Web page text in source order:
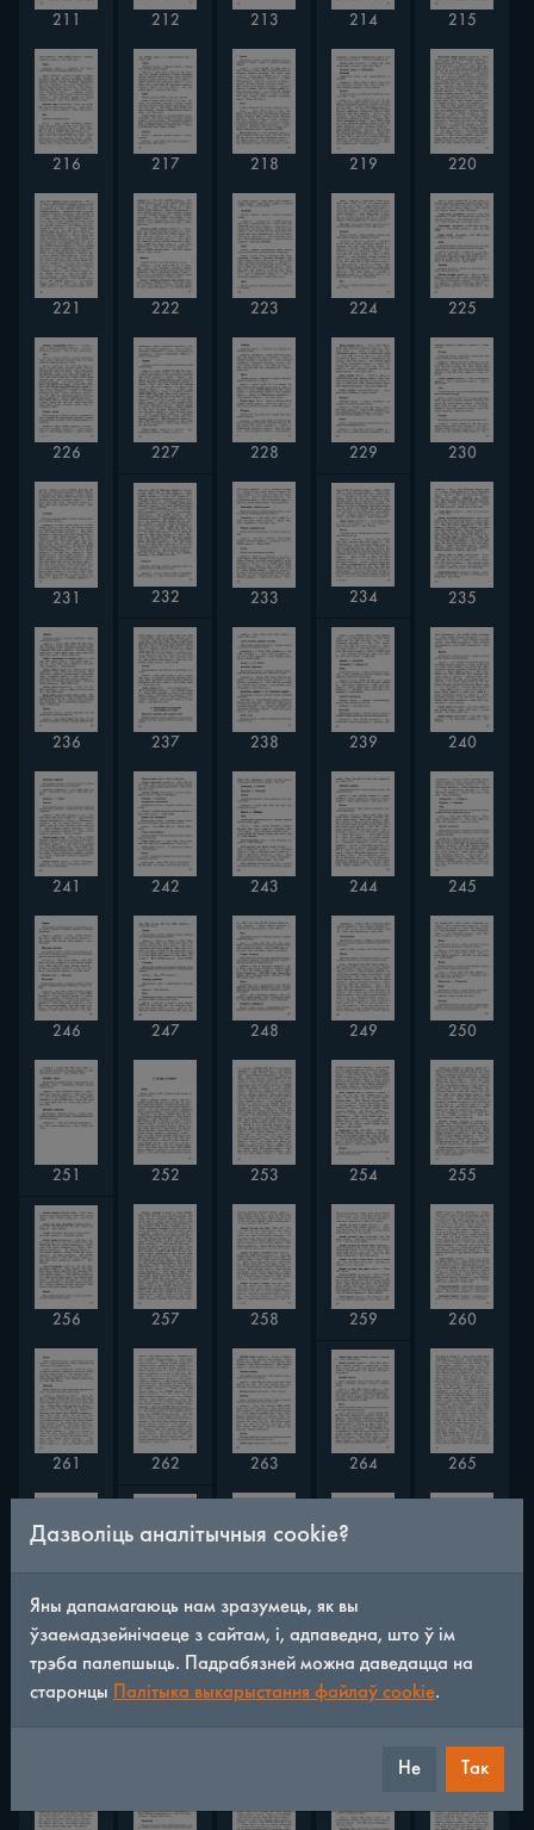
211 212 213 214 215
216 217 218 219 220
221 222 223 224 225
226 227 228 229 230
231 232 233 234 235
236 237 238 239 240
241 242 243 244 245
246 247 248 249 250
251 252 253 254 255
256 257 258 259 260
261 262 263 264 265
266 267 268 269
Дазволіць аналітычныя cookie?
Яны дапамагаюць нам зразумець, як вы
ўзаемадзейнічаеце з сайтам, і, адпаведна, што ў ім
трэба палепшыць. Падрабязней можна даведацца на
старонцы Палітыка выкарыстання файлаў cookie.
Не Так